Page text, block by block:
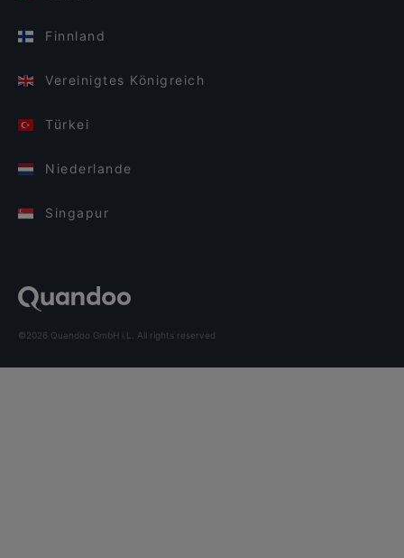
Finnland
Vereinigtes Königreich
Türkei
Niederlande
Singapur
©2026 Quandoo GmbH i.L. All rights reserved